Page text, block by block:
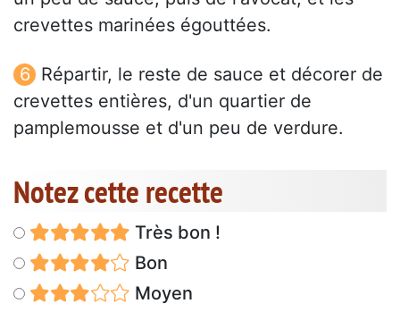
crevettes marinées égouttées.
Répartir, le reste de sauce et décorer de
crevettes entières, d'un quartier de
pamplemousse et d'un peu de verdure.
Notez cette recette
Très bon !
Bon
Moyen